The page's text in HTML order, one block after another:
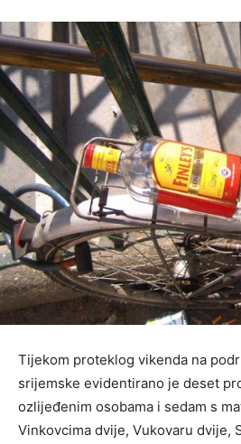
Tijekom proteklog vikenda na
srijemske evidentirano je deset
ozlijeđenim osobama i sedam s
Vinkovcima dvije, Vukovaru dvije,